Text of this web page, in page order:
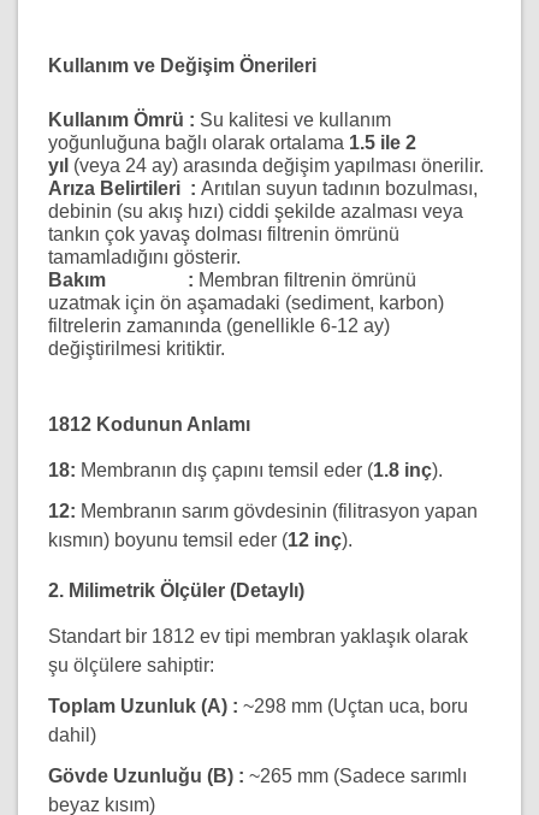
Kullanım ve Değişim Önerileri
Kullanım Ömrü : Su kalitesi ve kullanım
yoğunluğuna bağlı olarak ortalama 1.5 ile 2
yıl (veya 24 ay) arasında değişim yapılması önerilir.
Arıza Belirtileri : Arıtılan suyun tadının bozulması,
debinin (su akış hızı) ciddi şekilde azalması veya
tankın çok yavaş dolması filtrenin ömrünü
tamamladığını gösterir.
Bakım : Membran filtrenin ömrünü
uzatmak için ön aşamadaki (sediment, karbon)
filtrelerin zamanında (genellikle 6-12 ay)
değiştirilmesi kritiktir.
1812 Kodunun Anlamı
18: Membranın dış çapını temsil eder (1.8 inç).
12: Membranın sarım gövdesinin (filitrasyon yapan
kısmın) boyunu temsil eder (12 inç).
2. Milimetrik Ölçüler (Detaylı)
Standart bir 1812 ev tipi membran yaklaşık olarak
şu ölçülere sahiptir:
Toplam Uzunluk (A) : ~298 mm (Uçtan uca, boru
dahil)
Gövde Uzunluğu (B) : ~265 mm (Sadece sarımlı
beyaz kısım)